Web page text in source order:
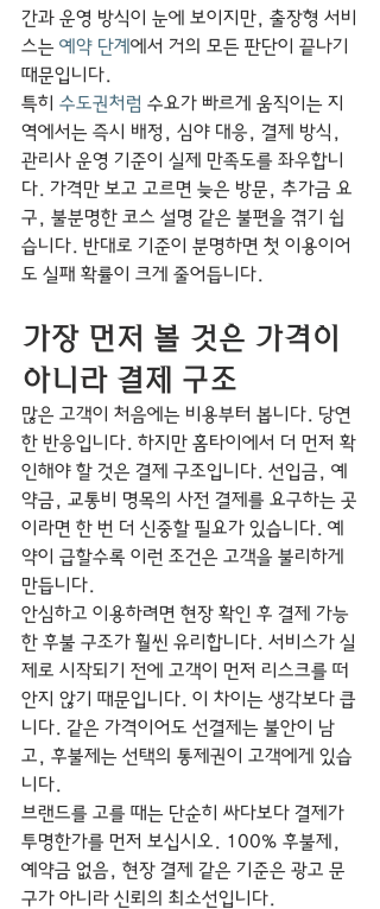
간과 운영 방식이 눈에 보이지만, 출장형 서비
스는 예약 단계 에서 거의 모든 판단이 끝나기
때문입니다.
특히 수도권처럼 수요가 빠르게 움직이는 지
역에서는 즉시 배정, 심야 대응, 결제 방식,
관리사 운영 기준이 실제 만족도를 좌우합니
다. 가격만 보고 고르면 늦은 방문, 추가금 요
구, 불분명한 코스 설명 같은 불편을 겪기 쉽
습니다. 반대로 기준이 분명하면 첫 이용이어
도 실패 확률이 크게 줄어듭니다.
가장 먼저 볼 것은 가격이
아니라 결제 구조
많은 고객이 처음에는 비용부터 봅니다. 당연
한 반응입니다. 하지만 홈타이에서 더 먼저 확
인해야 할 것은 결제 구조입니다. 선입금, 예
약금, 교통비 명목의 사전 결제를 요구하는 곳
이라면 한 번 더 신중할 필요가 있습니다. 예
약이 급할수록 이런 조건은 고객을 불리하게
만듭니다.
안심하고 이용하려면 현장 확인 후 결제 가능
한 후불 구조가 훨씬 유리합니다. 서비스가 실
제로 시작되기 전에 고객이 먼저 리스크를 떠
안지 않기 때문입니다. 이 차이는 생각보다 큽
니다. 같은 가격이어도 선결제는 불안이 남
고, 후불제는 선택의 통제권이 고객에게 있습
니다.
브랜드를 고를 때는 단순히 싸다보다 결제가
투명한가를 먼저 보십시오. 100% 후불제,
예약금 없음, 현장 결제 같은 기준은 광고 문
구가 아니라 신뢰의 최소선입니다.